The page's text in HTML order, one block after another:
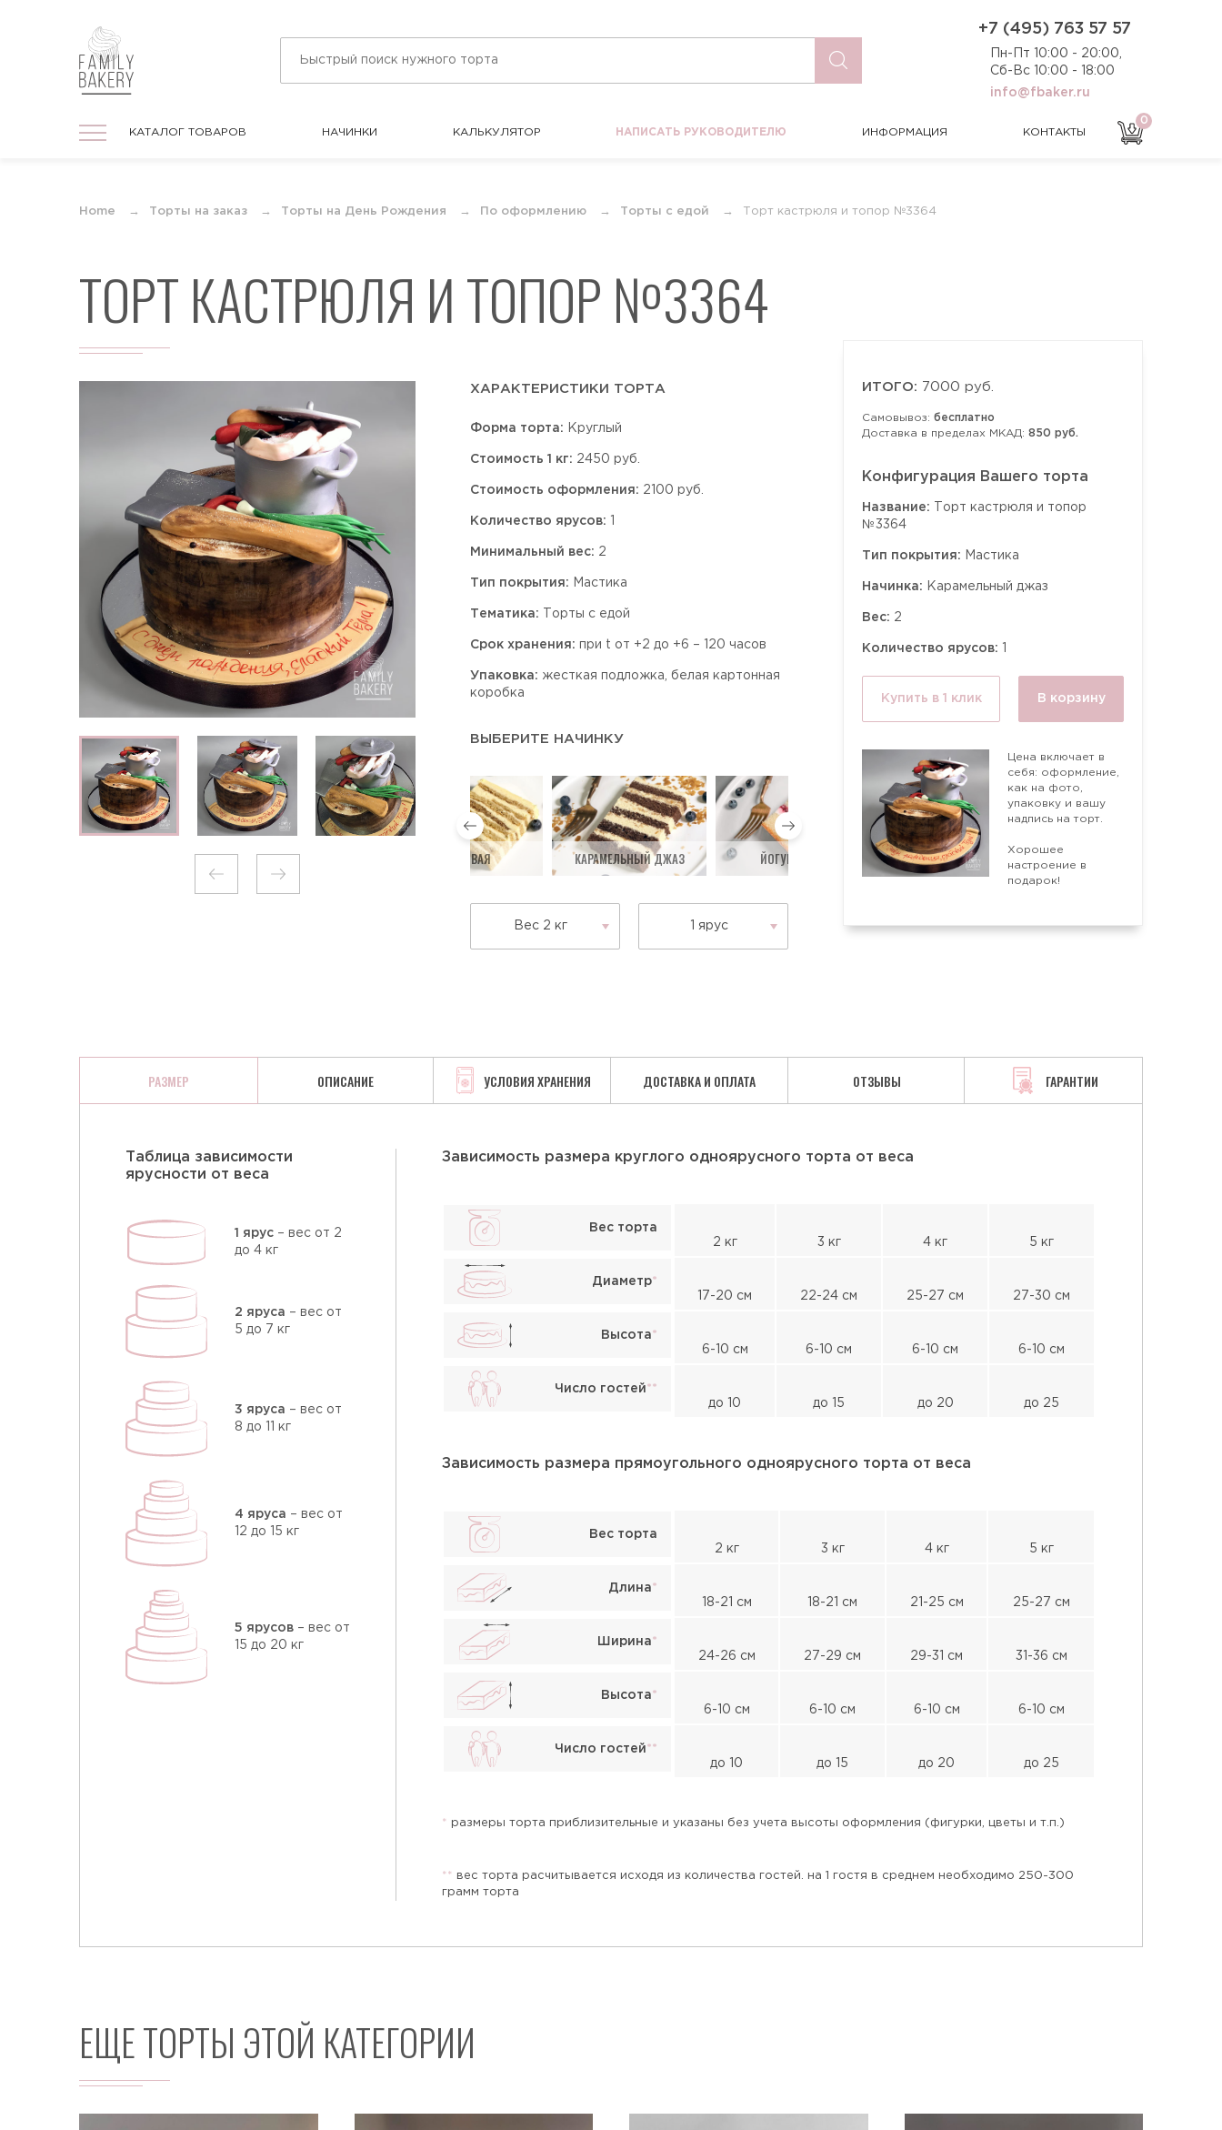
+7 (495) 763 57 57
Пн-Пт 10:00 - 20:00,
Сб-Вс 10:00 - 18:00
info@fbaker.ru
На праздник
На День Рождения
Торты в подарок для мужчин и женщин
Свадебные торты
Огромный выбор свадебных тортов
Детские торты
Вкусные торты для мальчиков и
девочек
Капкейки
Кексы с индивидуальным оформлением
Корпоративные торты
Торты на корпоратив компании
Специальные торты
Низкокалорийные и безглютеновые
КАТАЛОГ ТОВАРОВ НАЧИНКИ КАЛЬКУЛЯТОР НАПИСАТЬ РУКОВОДИТЕЛЮ ИНФОРМАЦИЯ КОНТАКТЫ
0
КОНТАКТЫ
Home Торты на заказ Торты на День Рождения По оформлению Торты с едой Торт кастрюля и топор №3364
ТОРТ КАСТРЮЛЯ И ТОПОР №3364
ХАРАКТЕРИСТИКИ ТОРТА
Форма торта: Круглый
Стоимость 1 кг: 2450 руб.
Стоимость оформления: 2100 руб.
Количество ярусов:
Минимальный вес: 2
Тип покрытия: Мастика
Тематика: Торты с едой
Срок хранения: при t от +2 до +6 – 120 часов
Упаковка: жесткая подложка, белая картонная
коробка
ВЫБЕРИТЕ НАЧИНКУ
КЛЮКВА В ШОКОЛАДЕ МЕДОВАЯ КАРАМЕЛЬНЫЙ ДЖАЗ ЙОГУРТОВАЯ СМЕТАННАЯ
Вес 2 кг 1 ярус
ИТОГО: 7000 руб.
Самовывоз: бесплатно
Доставка в пределах МКАД: 850 руб.
Конфигурация Вашего торта
Название:
Торт кастрюля и топор
№3364
Тип покрытия: Мастика
Начинка: Карамельный джаз
Вес: 2
Количество ярусов:
Купить в 1 клик В корзину
Цена включает в
себя: оформление,
как на фото,
упаковку и вашу
надпись на торт.
Хорошее
настроение в
подарок!
РАЗМЕР ОПИСАНИЕ УСЛОВИЯ ХРАНЕНИЯ ДОСТАВКА И ОПЛАТА ОТЗЫВЫ ГАРАНТИИ
Таблица зависимости
ярусности от веса
1 ярус – вес от 2
до 4 кг
2 яруса – вес от
5 до 7 кг
3 яруса – вес от
8 до 11 кг
4 яруса – вес от
12 до 15 кг
5 ярусов – вес от
15 до 20 кг
Зависимость размера круглого одноярусного торта от веса
Вес торта
2 кг
3 кг 4 кг 5 кг
Диаметр*
17-20 см
22-24 см 25-27 см 27-30 см
Высота*
6-10 см
6-10 см 6-10 см 6-10 см
Число гостей**
до 10
до 15 до 20 до 25
Зависимость размера прямоугольного одноярусного торта от веса
Вес торта
2 кг
3 кг 4 кг 5 кг
Длина*
18-21 см
18-21 см 21-25 см 25-27 см
Ширина*
24-26 см
27-29 см 29-31 см 31-36 см
Высота*
6-10 см
6-10 см 6-10 см 6-10 см
Число гостей**
до 10
до 15 до 20 до 25
* размеры торта приблизительные и указаны без учета высоты оформления (фигурки, цветы и т.п.)
* *
вес торта расчитывается исходя из количества гостей. на 1 гостя в среднем необходимо 250-300
грамм торта
ЕЩЕ ТОРТЫ ЭТОЙ КАТЕГОРИИ